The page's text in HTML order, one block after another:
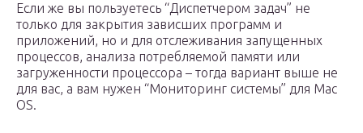
Если же вы пользуетесь “Диспетчером задач” не
только для закрытия зависших программ и
приложений, но и для отслеживания запущенных
процессов, анализа потребляемой памяти или
загруженности процессора – тогда вариант выше не
для вас, а вам нужен “Мониторинг системы” для Mac
OS.